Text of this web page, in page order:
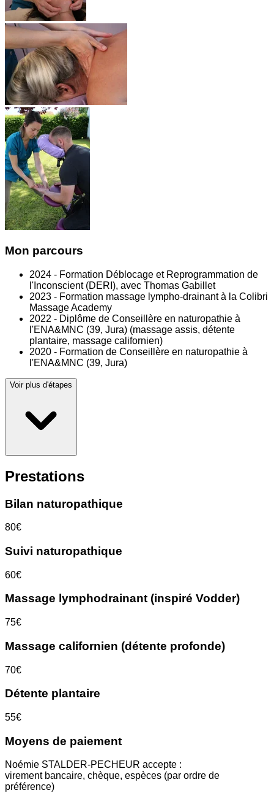
Mon parcours
2024 - Formation Déblocage et Reprogrammation de
l'Inconscient (DERI), avec Thomas Gabillet
2023 - Formation massage lympho-drainant à la Colibri
Massage Academy
2022 - Diplôme de Conseillère en naturopathie à
l'ENA&MNC (39, Jura) (massage assis, détente
plantaire, massage californien)
2020 - Formation de Conseillère en naturopathie à
l'ENA&MNC (39, Jura)
Voir plus d'étapes
Prestations
Bilan naturopathique
80€
Suivi naturopathique
60€
Massage lymphodrainant (inspiré Vodder)
75€
Massage californien (détente profonde)
70€
Détente plantaire
55€
Moyens de paiement
Noémie STALDER-PECHEUR accepte :
virement bancaire, chèque, espèces (par ordre de
préférence)